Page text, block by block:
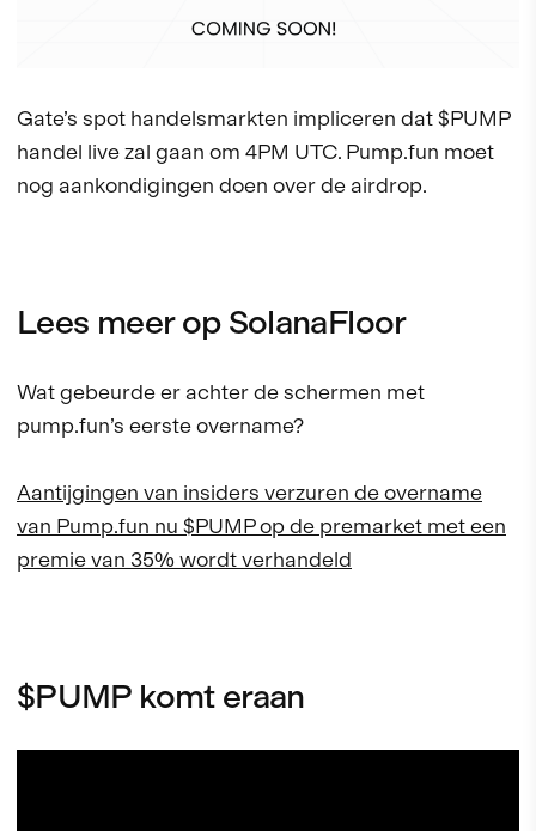
Gate’s spot handelsmarkten impliceren dat $PUMP
handel live zal gaan om 4PM UTC. Pump.fun moet
nog aankondigingen doen over de airdrop.
Lees meer op SolanaFloor
Wat gebeurde er achter de schermen met
pump.fun’s eerste overname?
Aantijgingen van insiders verzuren de overname
van Pump.fun nu $PUMP op de premarket met een
premie van 35% wordt verhandeld
$PUMP komt eraan